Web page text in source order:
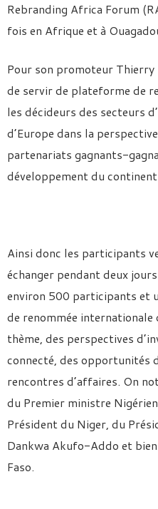
Rebranding Africa Forum (R
fois en Afrique et à
Pour son promoteur
de servir de plateforme de
les décideurs des secteurs
d’Europe dans la
partenariats gagnants-
développement du
Ainsi donc les participants
échanger pendant deux
environ 500 participants et
de renommée internationale
thème, des perspectives
connecté, des opportunités
rencontres d’affaires. On
du Premier ministre
Président du Niger, du
Dankwa Akufo-Addo et
Faso.